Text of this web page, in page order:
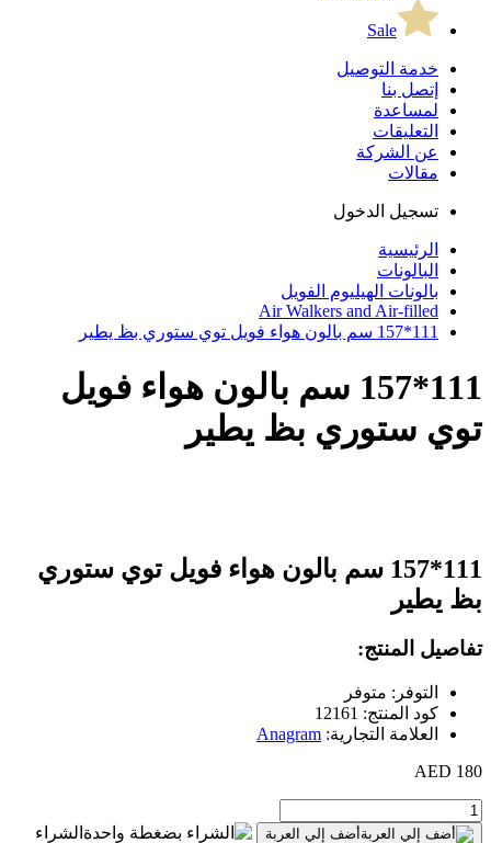
Sale
خدمة التوصيل
إتصل بنا
لمساعدة
التعليقات
عن الشركة
مقالات
تسجيل الدخول
الرئيسية
البالونات
بالونات الهيليوم الفويل
Air Walkers and Air-filled
111*157 سم بالون هواء فويل توي ستوري بظ يطير
111*157 سم بالون هواء فويل
توي ستوري بظ يطير
111*157 سم بالون هواء فويل توي ستوري
بظ يطير
تفاصيل المنتج:
التوفر: متوفر
كود المنتج: 12161
العلامة التجارية: Anagram
180 AED
أضف إلي العربة الشراء